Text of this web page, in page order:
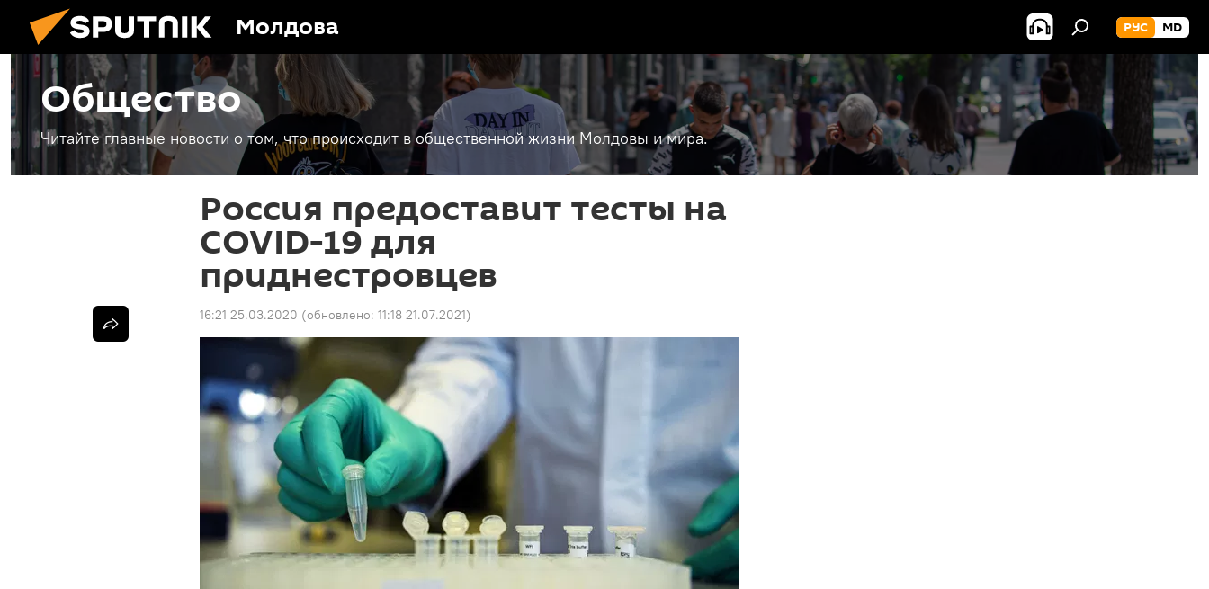
Молдова РУС MD
Общество
Читайте главные новости о том, что происходит в общественной жизни Молдовы и мира.
Россия предоставит тесты на
COVID-19 для
приднестровцев
16:21 25.03.2020 (обновлено: 11:18 21.07.2021)